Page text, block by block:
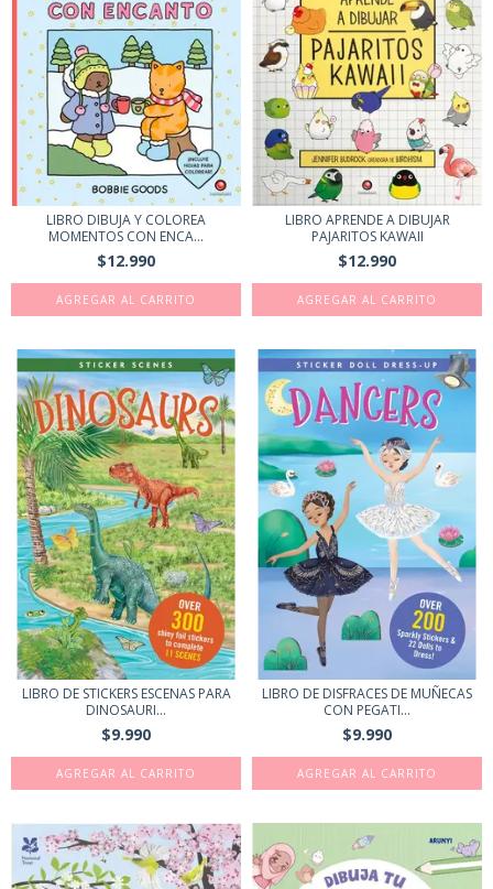
LIBRO DIBUJA Y COLOREA
MOMENTOS CON ENCA...
$12.990
LIBRO APRENDE A DIBUJAR
PAJARITOS KAWAII
$12.990
LIBRO DE STICKERS ESCENAS PARA
DINOSAURI...
$9.990
LIBRO DE DISFRACES DE MUÑECAS
CON PEGATI...
$9.990